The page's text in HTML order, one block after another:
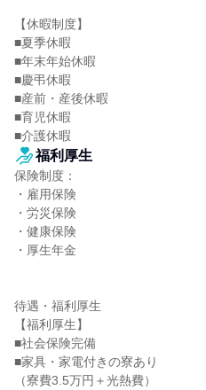
【休暇制度】
■夏季休暇
■年末年始休暇
■慶弔休暇
■産前・産後休暇
■育児休暇
■介護休暇
福利厚生
保険制度：
・雇用保険
・労災保険
・健康保険
・厚生年金
待遇・福利厚生
【福利厚生】
■社会保険完備
■家具・家電付きの寮あり
（寮費3.5万円＋光熱費）